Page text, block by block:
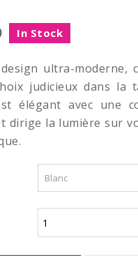
In Stock
ultra-moderne,
judicieux dans la
élégant avec une
dirige la lumière sur